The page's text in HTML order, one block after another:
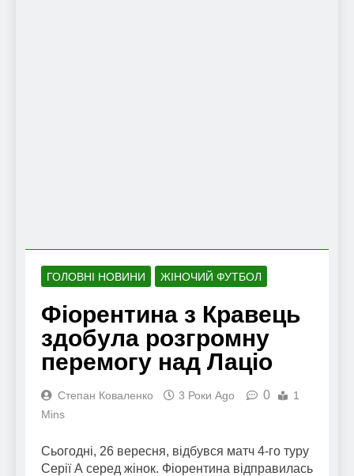
ГОЛОВНІ НОВИНИ ЖІНОЧИЙ ФУТБОЛ
Фіорентина з Кравець
здобула розгромну
перемогу над Лаціо
Степан Коваленко 3 Роки Ago 0
1
Mins
Сьогодні, 26 вересня, відбувся матч 4-го туру
Серії А серед жінок. Фіорентина відправилась